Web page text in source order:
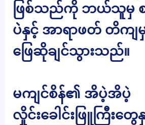
ဖြစ်သည်ကို ဘယ်သူမှ စ
ပဲနှင့် အာရာဖတ် တိကျ
ဖြေဆိုချင်သွားသည်။
မကျင်စိန်၏ အိပဲ့အိပဲ့
လှိုင်းခေါင်းဖြူကြီးတွ